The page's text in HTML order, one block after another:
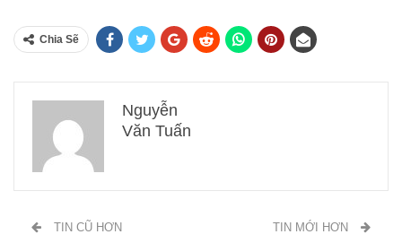
Chia Sẽ
Nguyễn
Văn Tuấn
TIN CŨ HƠN TIN MỚI HƠN